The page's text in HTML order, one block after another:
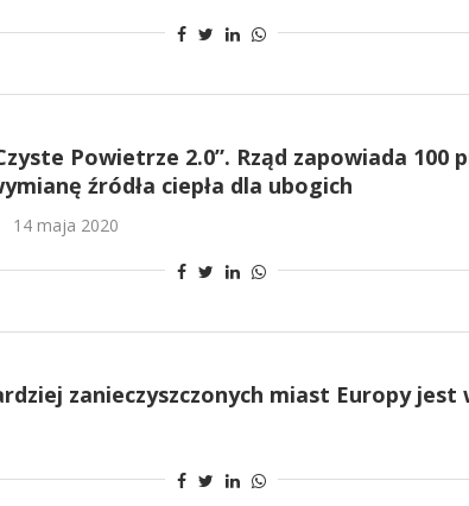
Powietrze 2.0”. Rząd zapowiada 100
źródła ciepła dla ubogich
14 maja 2020
zanieczyszczonych miast Europy jest